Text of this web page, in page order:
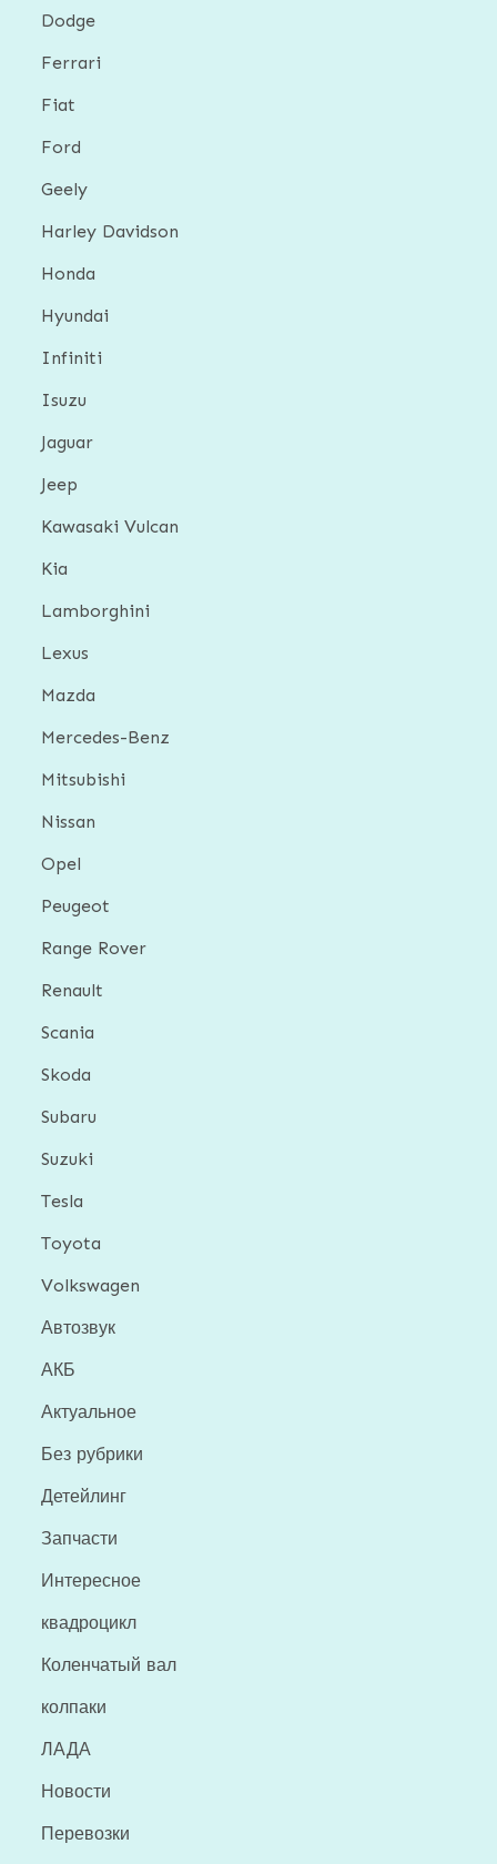
Dodge
Ferrari
Fiat
Ford
Geely
Harley Davidson
Honda
Hyundai
Infiniti
Isuzu
Jaguar
Jeep
Kawasaki Vulcan
Kia
Lamborghini
Lexus
Mazda
Mercedes-Benz
Mitsubishi
Nissan
Opel
Peugeot
Range Rover
Renault
Scania
Skoda
Subaru
Suzuki
Tesla
Toyota
Volkswagen
Автозвук
АКБ
Актуальное
Без рубрики
Детейлинг
Запчасти
Интересное
квадроцикл
Коленчатый вал
колпаки
ЛАДА
Новости
Перевозки